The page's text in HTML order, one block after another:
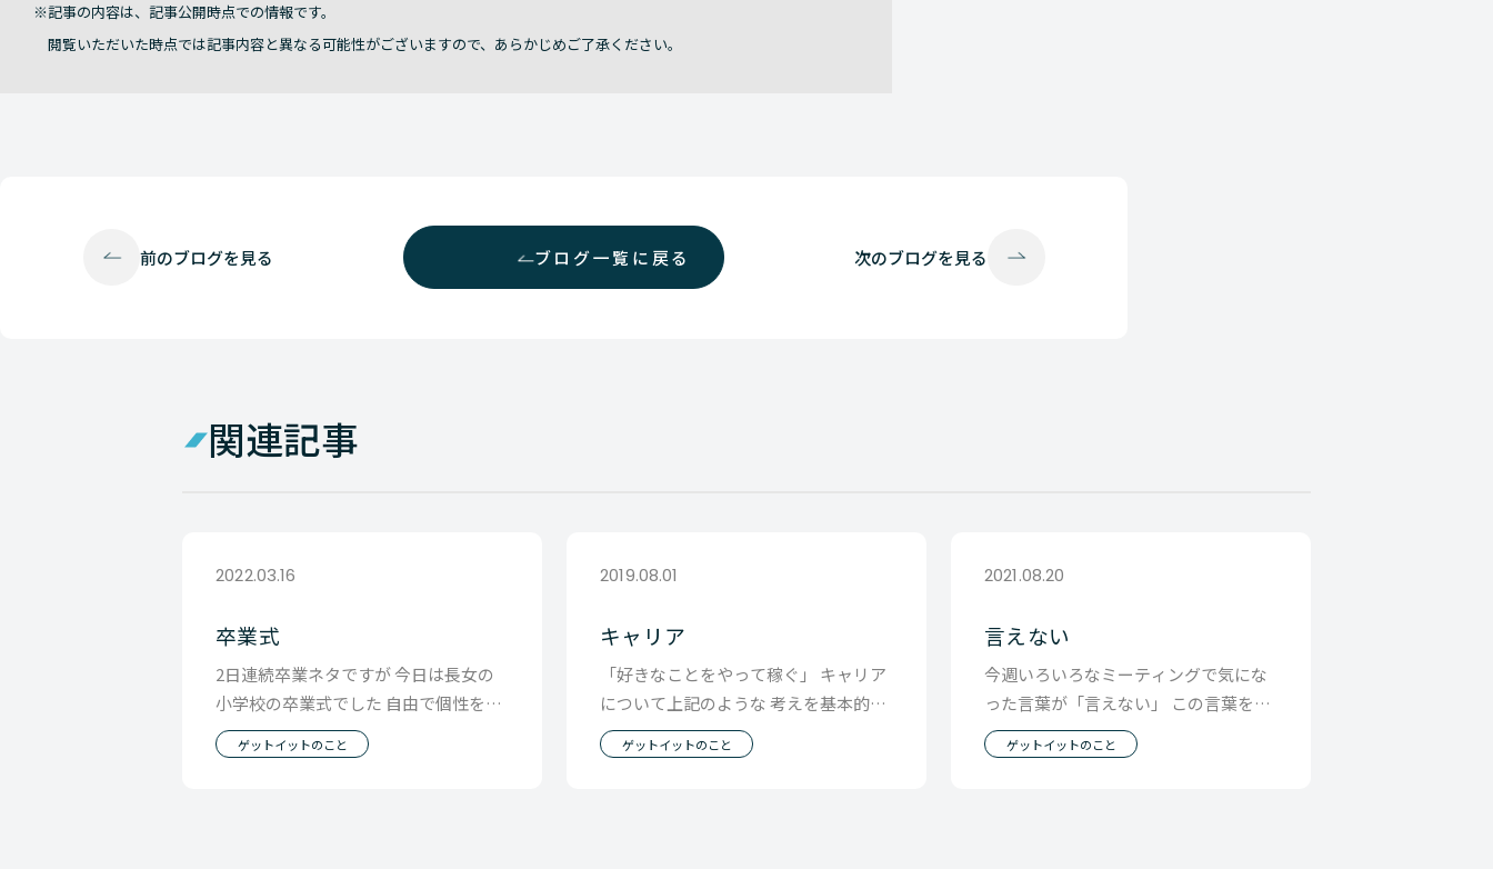
記事の内容は、記事公開時点での情報です。
閲覧いただいた時点では記事内容と異なる可能性がございますので、あらかじめご了承ください。
前のブログを見る ブログ一覧に戻る 次のブログを見る
関連記事
2022.03.16
卒業式
2日連続卒業ネタですが 今日は長女の
小学校の卒業式でした 自由で個性を尊
重する学校らしく 卒業生はおもいおも
いの格好で
ゲットイットのこと
2019.08.01
キャリア
「好きなことをやって稼ぐ」 キャリア
について上記のような 考えを基本的に
持っていたのですが 今朝、電車の中で
読んでた本に
ゲットイットのこと
2021.08.20
言えない
今週いろいろなミーティングで気にな
った言葉が「言えない」 この言葉を聞
くと結婚して初めての妻との喧嘩？ 喧
嘩とよんでいい
ゲットイットのこと